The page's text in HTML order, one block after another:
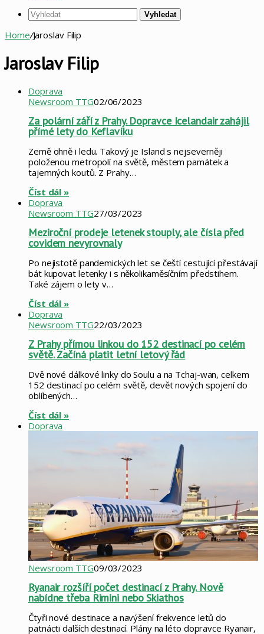
Vyhledat
Home/Jaroslav Filip
Jaroslav Filip
Doprava
Newsroom TTG02/06/2023
Za polární září z Prahy. Dopravce Icelandair zahájil
přímé lety do Keflavíku
Země ohně i ledu. Takový je Island s nejseverněji
položenou metropolí na světě, městem památek a
tajemných koutů. Z Prahy…
Číst dál »
Doprava
Newsroom TTG27/03/2023
Meziroční prodeje letenek stouply, ale čísla před
covidem nevyrovnaly
Po nejistotě pandemických let se čeští cestující přestávají
bát kupovat letenky i s několikaměsíčním předstihem.
Také zájem o lety v…
Číst dál »
Doprava
Newsroom TTG22/03/2023
Z Prahy přímou linkou do 152 destinací po celém
světě. Začíná platit letní letový řád
Dvě nové dálkové linky do Soulu a na Tchaj-wan, celkem
152 destinací po celém světě, devět nových spojení do
oblíbených…
Číst dál »
Doprava
Newsroom TTG09/03/2023
Ryanair rozšíří počet destinací z Prahy. Nově
nabídne třeba Rimini nebo Skiathos
Čtyři nové destinace a navýšení frekvence letů do
patnácti dalších destinací. Plány na léto dopravce Ryanair,